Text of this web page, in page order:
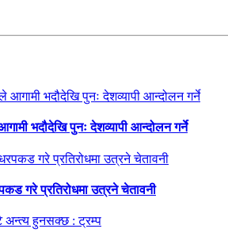
भदौदेखि पुनः देशव्यापी आन्दोलन गर्ने
गरे प्रतिरोधमा उत्रने चेतावनी